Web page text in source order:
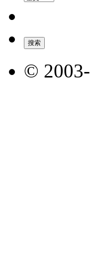
© 2003-